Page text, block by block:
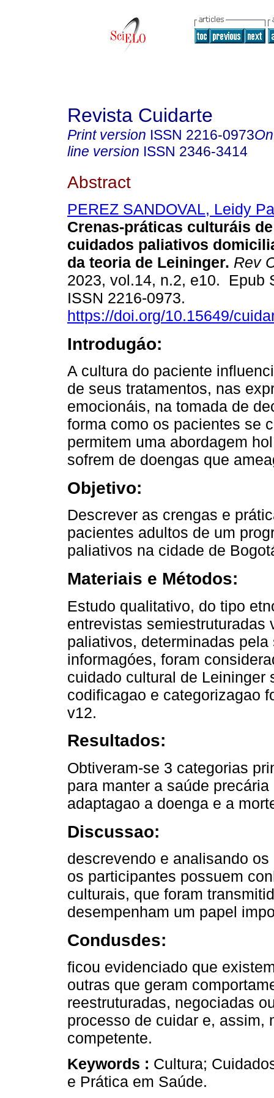
Revista Cuidarte
Print version ISSN 2216-0973
line version ISSN 2346-3414
Abstract
PEREZ SANDOVAL, Leidy
Crenas-práticas culturáis
cuidados paliativos
da teoria de Leininger. Rev
2023, vol.14, n.2, e10. Epub
ISSN 2216-0973.
https://doi.org/10.15649/
Introdugáo:
A cultura do paciente
de seus tratamentos, nas
emocionáis, na tomada de
forma como os pacientes se
permitem uma abordagem
sofrem de doengas que
Objetivo:
Descrever as crengas e
pacientes adultos de um
paliativos na cidade de
Materiais e Métodos:
Estudo qualitativo, do tipo
entrevistas semiestruturadas
paliativos, determinadas
informagóes, foram
cuidado cultural de Leininger
codificagao e categorizagao
v12.
Resultados:
Obtiveram-se 3 categorias
para manter a saúde
adaptagao a doenga e a
Discussao:
descrevendo e analisando
os participantes possuem
culturais, que foram
desempenham um papel
Condusdes:
ficou evidenciado que
outras que geram
reestruturadas, negociadas
processo de cuidar e, assim,
competente.
Keywords : Cultura;
e Prática em Saúde.